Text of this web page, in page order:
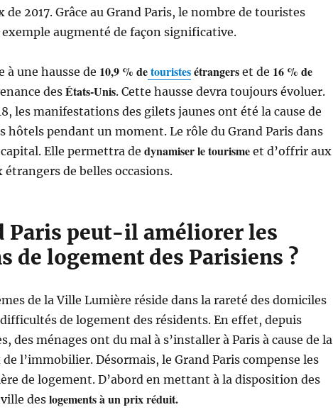
de 2017. Grâce au Grand Paris, le nombre de touristes
augmenté de façon significative.
à une hausse de 10,9 % detouristesétrangers et de 16 % de
desÉtats-Unis. Cette hausse devra toujours évoluer.
les manifestations des gilets jaunes ont été la cause de
hôtels pendant un moment. Le rôle du Grand Paris dans
Elle permettra de dynamiser le tourismeet d’offrir aux
étrangers de belles occasions.
Paris peut-il améliorer les
de logement des Parisiens ?
de la Ville Lumière réside dans la rareté des domiciles
de logement des résidents. En effet, depuis
des ménages ont du mal à s’installer à Paris à cause de la
l’immobilier. Désormais, le Grand Paris compense les
de logement. D’abord en mettant à la disposition des
des logements à un prix réduit.